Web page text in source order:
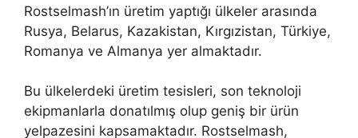
Rostselmash’ın üretim yaptığı ülkeler arasında
Rusya, Belarus, Kazakistan, Kırgızistan, Türkiye,
Romanya ve Almanya yer almaktadır.
Bu ülkelerdeki üretim tesisleri, son teknoloji
ekipmanlarla donatılmış olup geniş bir ürün
yelpazesini kapsamaktadır. Rostselmash,